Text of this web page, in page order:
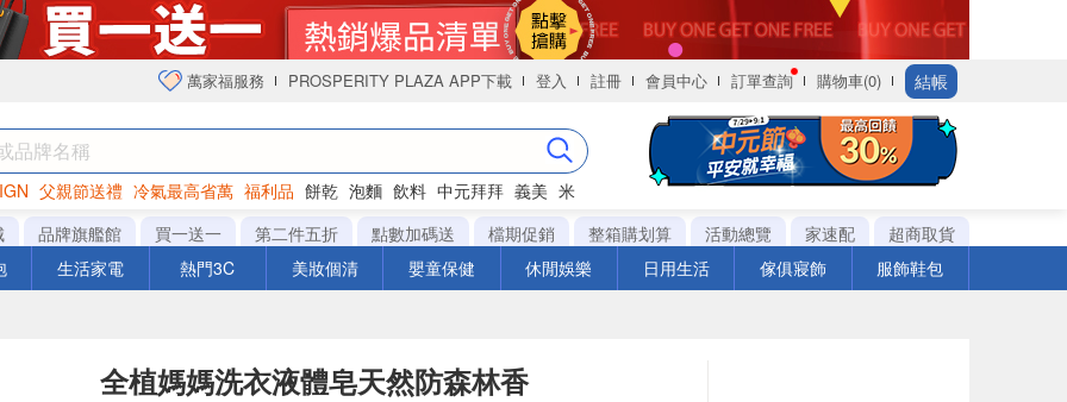
萬家福服務 PROSPERITY PLAZA APP下載 登入 註冊 會員中心 訂單查詢 購物車(0) 結帳
父親節送禮 冷氣最高省萬 福利品 餅乾 泡麵 飲料 中元拜拜 義美 米
衛生紙
品牌旗艦館 買一送一 第二件五折 點數加碼送 檔期促銷 整箱購划算 活動總覽 家速配
超商取貨
生活家電 熱門3C 美妝個清 嬰童保健 休閒娛樂 日用生活 傢俱寢飾 服飾鞋包
全植媽媽洗衣液體皂天然防森林香